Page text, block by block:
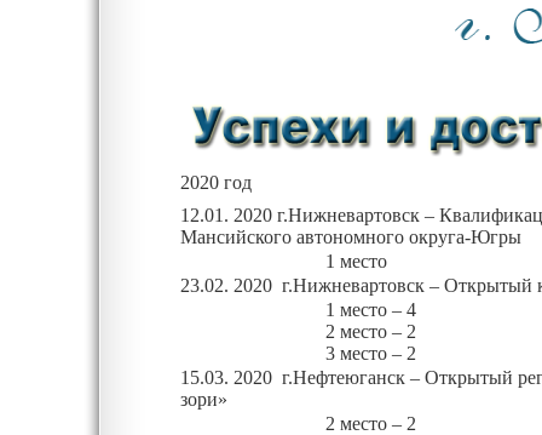
2020 год
12.01. 2020 г.Нижневартовск –
Мансийского автономного округа-Югры
1 место
23.02. 2020 г.Нижневартовск – Открытый
1 место – 4
2 место – 2
3 место – 2
15.03. 2020 г.Нефтеюганск – Открытый
зори»
2 место – 2